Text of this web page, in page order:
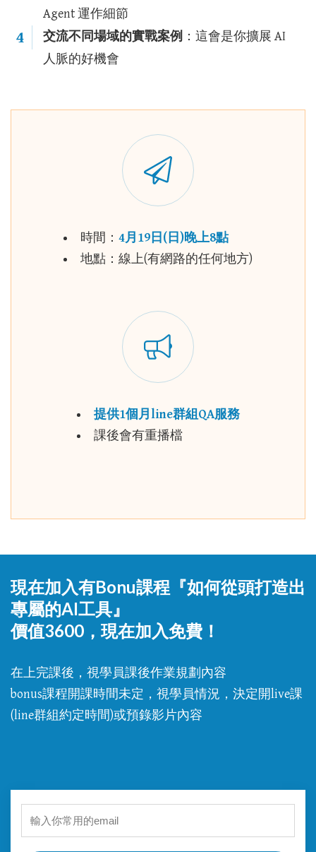
Agent 運作細節
4 交流不同場域的實戰案例 ：這會是你擴展 AI
人脈的好機會
時間： 4月19日(日)晚上8點
地點：線上(有網路的任何地方)
提供1個月line群組QA服務
課後會有重播檔
現在加入有Bonu課程 『如何從頭打造出
專屬的AI工具』
價值3600，現在加入免費！
在上完課後，視學員課後作業規劃內容
bonus課程開課時間未定，視學員情況，決定開live課
(line群組約定時間)或預錄影片內容